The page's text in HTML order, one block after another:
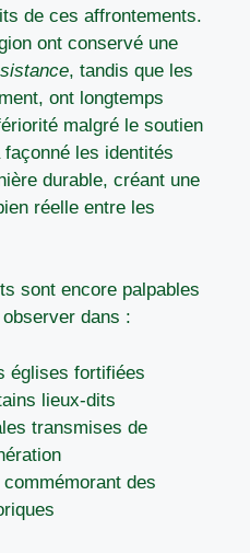
de ces affrontements.
ont conservé une
, tandis que les
ont longtemps
malgré le soutien
façonné les identités
durable, créant une
réelle entre les
sont encore palpables
dans :
églises fortifiées
lieux-dits
transmises de
des